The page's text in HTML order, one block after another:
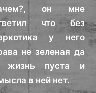
он мне
что без
у него
не зеленая да
жизнь пуста и
в ней нет.